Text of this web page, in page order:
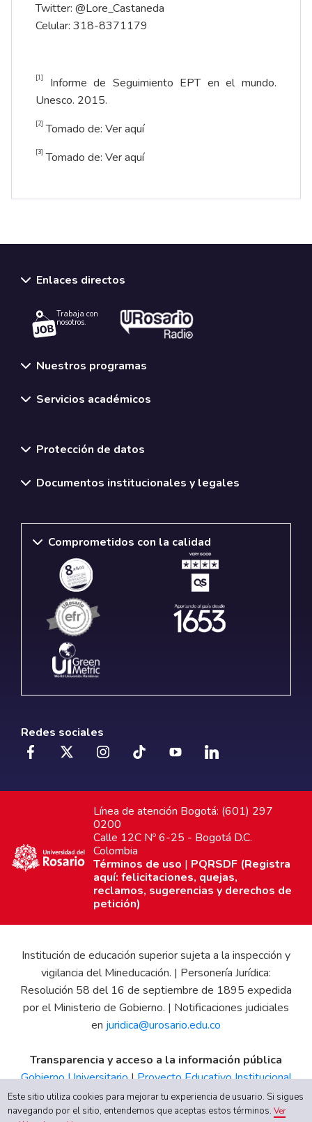
Twitter: @Lore_Castaneda
Celular: 318-8371179
[1]
Informe de Seguimiento EPT en el mundo.
Unesco. 2015.
[2] Tomado de: Ver aquí
[3] Tomado de: Ver aquí
Enlaces directos
Trabaja con
nosotros.
Nuestros programas
Servicios académicos
Protección de datos
Documentos institucionales y legales
Comprometidos con la calidad
Redes sociales
Línea de atención Bogotá: (601) 297
0200
Calle 12C Nº 6-25 - Bogotá D.C.
Colombia
Términos de uso | PQRSDF (Registra
aquí: felicitaciones, quejas,
reclamos, sugerencias y derechos de
petición)
Institución de educación superior sujeta a la inspección y
vigilancia del Mineducación. | Personería Jurídica:
Resolución 58 del 16 de septiembre de 1895 expedida
por el Ministerio de Gobierno. | Notificaciones judiciales
en juridica@urosario.edu.co
Transparencia y acceso a la información pública
Gobierno Universitario|Proyecto Educativo Institucional
|Informe de Gestión|Boletín Estadístico|Régimen
Tributario|Estados Financieros|Código de Ética|Canal
Este sitio utiliza cookies para mejorar tu experiencia de usuario. Si sigues
navegando por el sitio, entendemos que aceptas estos términos.Ver